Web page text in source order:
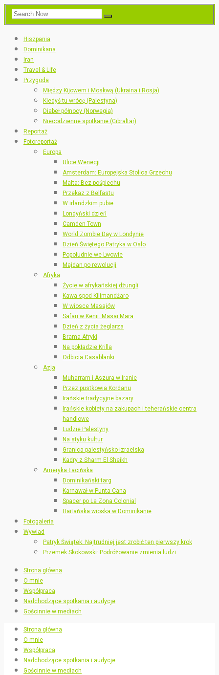
Hiszpania
Dominikana
Iran
Travel & Life
Przygoda
Między Kijowem i Moskwą (Ukraina i Rosja)
Kiedyś tu wrócę (Palestyna)
Diabeł północy (Norwegia)
Niecodzienne spotkanie (Gibraltar)
Reportaż
Fotoreportaż
Europa
Ulice Wenecji
Amsterdam: Europejska Stolica Grzechu
Malta: Bez pośpiechu
Przekaz z Belfastu
W irlandzkim pubie
Londyński dzień
Camden Town
World Zombie Day w Londynie
Dzień Świętego Patryka w Oslo
Popołudnie we Lwowie
Majdan po rewolucji
Afryka
Życie w afrykańskiej dżungli
Kawa spod Kilimandżaro
W wiosce Masajów
Safari w Kenii: Masai Mara
Dzień z życia żeglarza
Brama Afryki
Na pokładzie Krilla
Odbicia Casablanki
Azja
Muharram i Aszura w Iranie
Przez pustkowia Kordanu
Irańskie tradycyjne bazary
Irańskie kobiety na zakupach i teherańskie centra
handlowe
Ludzie Palestyny
Na styku kultur
Granica palestyńsko-izraelska
Kadry z Sharm El Sheikh
Ameryka Łacińska
Dominikański targ
Karnawał w Punta Cana
Spacer po La Zona Colonial
Haitańska wioska w Dominikanie
Fotogaleria
Wywiad
Patryk Świątek: Najtrudniej jest zrobić ten pierwszy krok
Przemek Skokowski: Podróżowanie zmienia ludzi
Strona główna
O mnie
Współpraca
Nadchodzące spotkania i audycje
Gościnnie w mediach
Strona główna
O mnie
Współpraca
Nadchodzące spotkania i audycje
Gościnnie w mediach